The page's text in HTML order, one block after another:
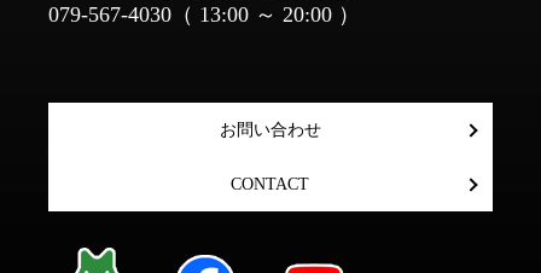
079-567-4030（ 13:00 ～ 20:00 ）
お問い合わせ
CONTACT